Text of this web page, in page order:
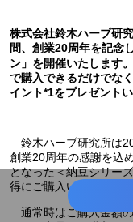
株式会社鈴木ハーブ研
間、創業20周年を記念
ン」を開催いたします
で購入できるだけでな
イント*1をプレゼントい
鈴木ハーブ研究所は
創業20周年の感謝を込
となった＜納豆シリー
得にご購入いただける
通常時はご購入金額